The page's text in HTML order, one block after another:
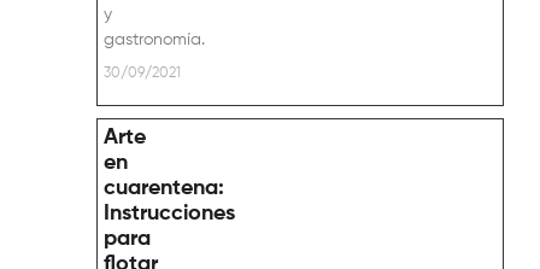
y
gastronomía.
30/09/2021
Arte
en
cuarentena:
Instrucciones
para
flotar